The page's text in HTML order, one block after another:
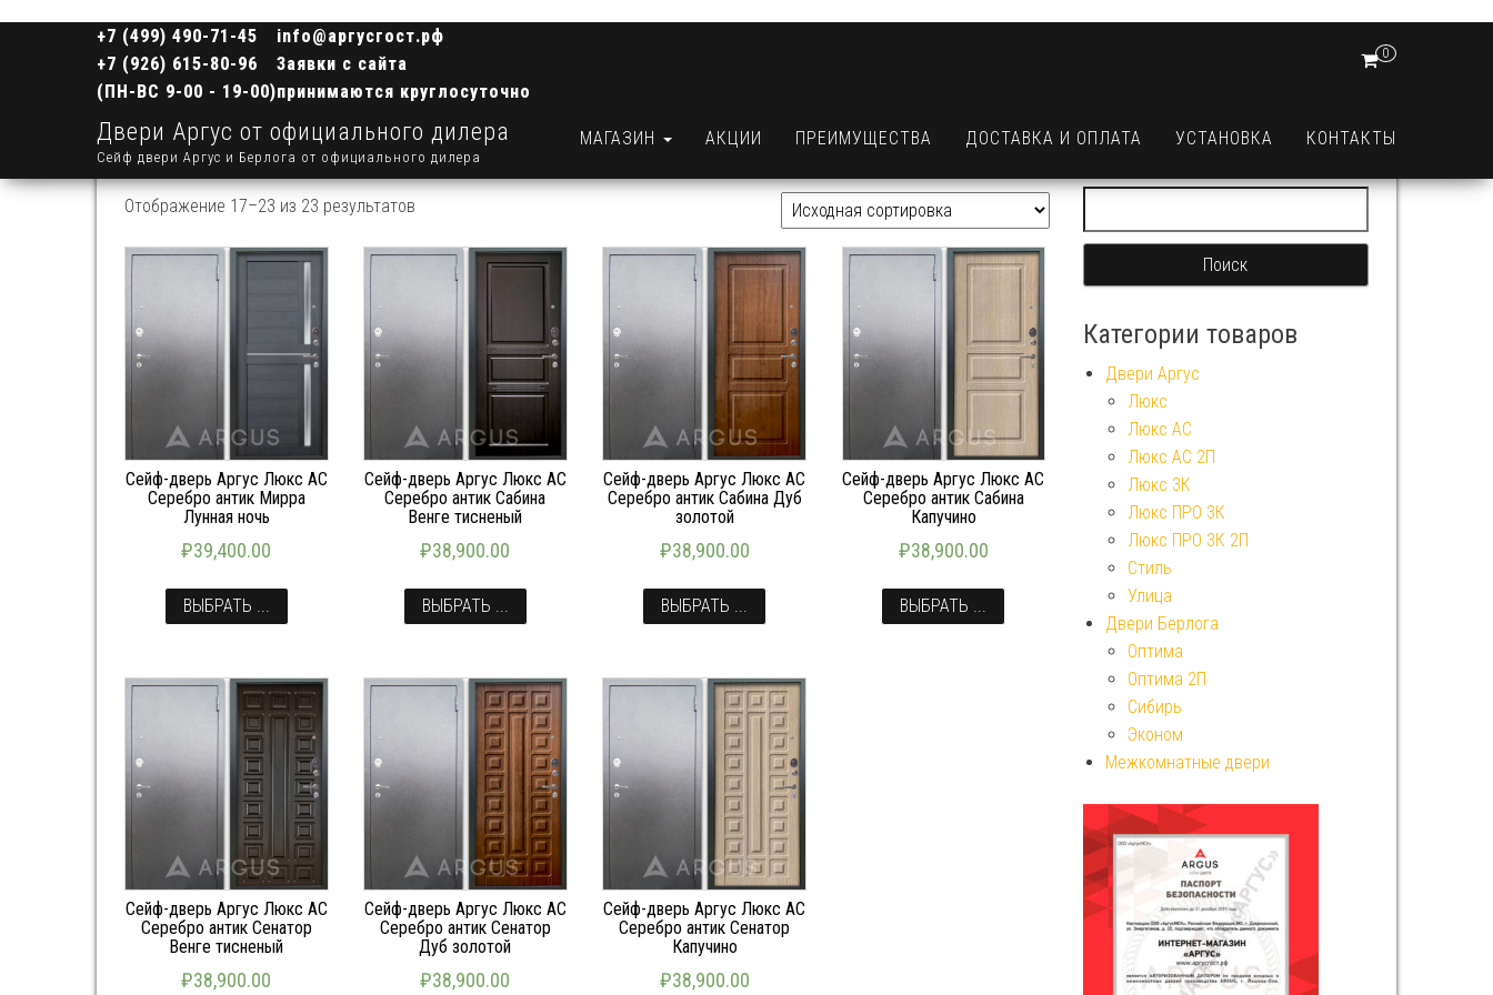
+7 (499) 490-71-45
+7 (926) 615-80-96
(ПН-ВС 9-00 - 19-00)
info@аргусгост.рф
Заявки с сайта
принимаются круглосуточно
Двери Аргус от официального дилера
Сейф двери Аргус и Берлога от официального дилера
0
МАГАЗИН АКЦИИ ПРЕИМУЩЕСТВА ДОСТАВКА И ОПЛАТА УСТАНОВКА КОНТАКТЫ
Отображение 17–23 из 23 результатов
Сейф-дверь Аргус Люкс АС
Серебро антик Мирра
Лунная ночь
₽39,400.00
ВЫБРАТЬ ...
Сейф-дверь Аргус Люкс АС
Серебро антик Сабина
Венге тисненый
₽38,900.00
ВЫБРАТЬ ...
Сейф-дверь Аргус Люкс АС
Серебро антик Сабина Дуб
золотой
₽38,900.00
ВЫБРАТЬ ...
Сейф-дверь Аргус Люкс АС
Серебро антик Сабина
Капучино
₽38,900.00
ВЫБРАТЬ ...
Сейф-дверь Аргус Люкс АС
Серебро антик Сенатор
Венге тисненый
₽38,900.00
Сейф-дверь Аргус Люкс АС
Серебро антик Сенатор
Дуб золотой
₽38,900.00
Сейф-дверь Аргус Люкс АС
Серебро антик Сенатор
Капучино
₽38,900.00
Категории товаров
Двери Аргус
Люкс
Люкс АС
Люкс АС 2П
Люкс 3К
Люкс ПРО 3К
Люкс ПРО 3К 2П
Стиль
Улица
Двери Берлога
Оптима
Оптима 2П
Сибирь
Эконом
Межкомнатные двери